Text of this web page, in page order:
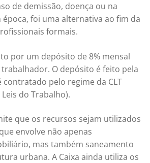
de demissão, doença ou na
foi uma alternativa ao fim da
formais.
por um depósito de 8% mensal
O depósito é feito pela
contratado pelo regime da CLT
do Trabalho).
que os recursos sejam utilizados
envolve não apenas
mas também saneamento
urbana. A Caixa ainda utiliza os